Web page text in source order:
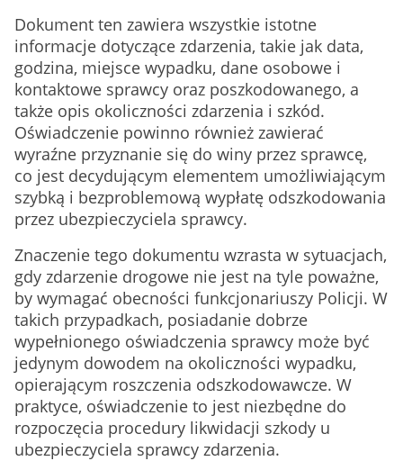
Dokument ten zawiera wszystkie istotne
informacje dotyczące zdarzenia, takie jak data,
godzina, miejsce wypadku, dane osobowe i
kontaktowe sprawcy oraz poszkodowanego, a
także opis okoliczności zdarzenia i szkód.
Oświadczenie powinno również zawierać
wyraźne przyznanie się do winy przez sprawcę,
co jest decydującym elementem umożliwiającym
szybką i bezproblemową wypłatę odszkodowania
przez ubezpieczyciela sprawcy.
Znaczenie tego dokumentu wzrasta w sytuacjach,
gdy zdarzenie drogowe nie jest na tyle poważne,
by wymagać obecności funkcjonariuszy Policji. W
takich przypadkach, posiadanie dobrze
wypełnionego oświadczenia sprawcy może być
jedynym dowodem na okoliczności wypadku,
opierającym roszczenia odszkodowawcze. W
praktyce, oświadczenie to jest niezbędne do
rozpoczęcia procedury likwidacji szkody u
ubezpieczyciela sprawcy zdarzenia.